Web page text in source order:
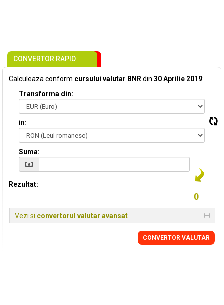
CONVERTOR RAPID
Calculeaza conform cursului valutar BNR din 30 Aprilie 2019:
Transforma din:
in:
Suma:
Rezultat:
Vezi si convertorul valutar avansat
CONVERTOR VALUTAR